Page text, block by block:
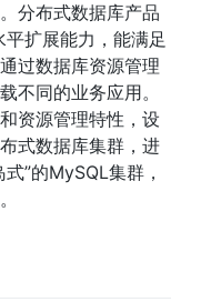
分布式数据库产品
扩展能力，能满足
过数据库资源管理
不同的业务应用。
资源管理特性，设
式数据库集群，进
”的MySQL集群，